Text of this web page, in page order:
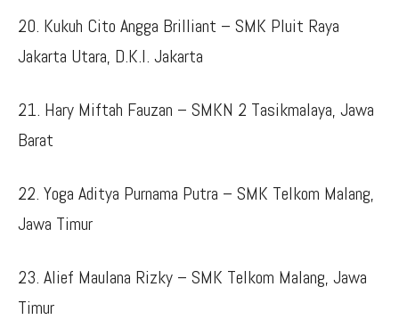
20. Kukuh Cito Angga Brilliant – SMK Pluit Raya
Jakarta Utara, D.K.I. Jakarta
21. Hary Miftah Fauzan – SMKN 2 Tasikmalaya, Jawa
Barat
22. Yoga Aditya Purnama Putra – SMK Telkom Malang,
Jawa Timur
23. Alief Maulana Rizky – SMK Telkom Malang, Jawa
Timur